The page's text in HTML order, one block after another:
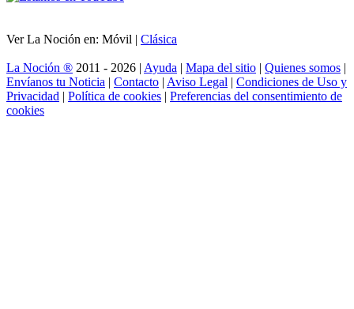
Ver La Noción en: Móvil | Clásica
La Noción ® 2011 - 2026 | Ayuda | Mapa del sitio | Quienes somos |
Envíanos tu Noticia | Contacto | Aviso Legal | Condiciones de Uso y
Privacidad | Política de cookies | Preferencias del consentimiento de
cookies